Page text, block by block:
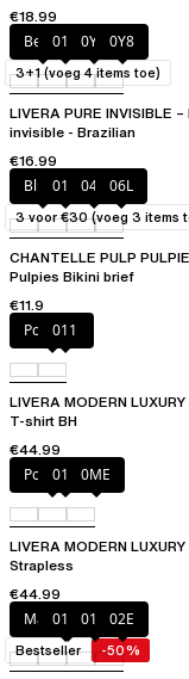
€18.99
Beige011 0Y3 0Y8
LIVERA PURE INVISIBLE –
invisible - Brazilian
€16.99
3+1 (voeg 4 items toe)
Blush011 044 06L
CHANTELLE PULP
Pulpies Bikini brief
€11.9
3 voor €30 (voeg 3 items
Polignac
011
LIVERA MODERN
T-shirt BH
€44.99
Polignac
011 0ME
LIVERA MODERN LUXURY
Strapless
€44.99
Marineblauw
011 01N 02E
Bestseller -50%